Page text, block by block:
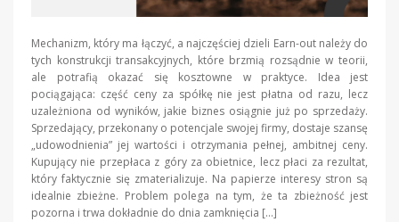
Mechanizm, który ma łączyć, a najczęściej dzieli Earn-out należy do
tych konstrukcji transakcyjnych, które brzmią rozsądnie w teorii,
ale potrafią okazać się kosztowne w praktyce. Idea jest
pociągająca: część ceny za spółkę nie jest płatna od razu, lecz
uzależniona od wyników, jakie biznes osiągnie już po sprzedaży.
Sprzedający, przekonany o potencjale swojej firmy, dostaje szansę
„udowodnienia” jej wartości i otrzymania pełnej, ambitnej ceny.
Kupujący nie przepłaca z góry za obietnice, lecz płaci za rezultat,
który faktycznie się zmaterializuje. Na papierze interesy stron są
idealnie zbieżne. Problem polega na tym, że ta zbieżność jest
pozorna i trwa dokładnie do dnia zamknięcia […]